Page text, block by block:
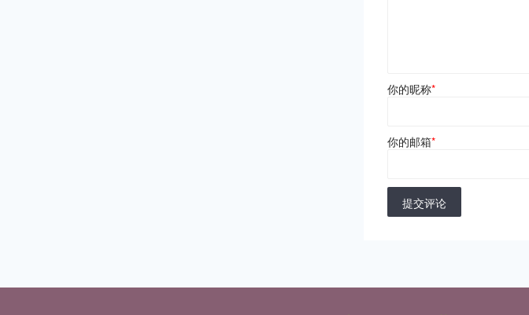
你的昵称*
你的邮箱*
提交评论